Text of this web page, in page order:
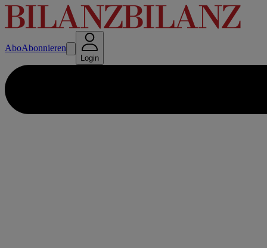
AboAbonnieren
Login